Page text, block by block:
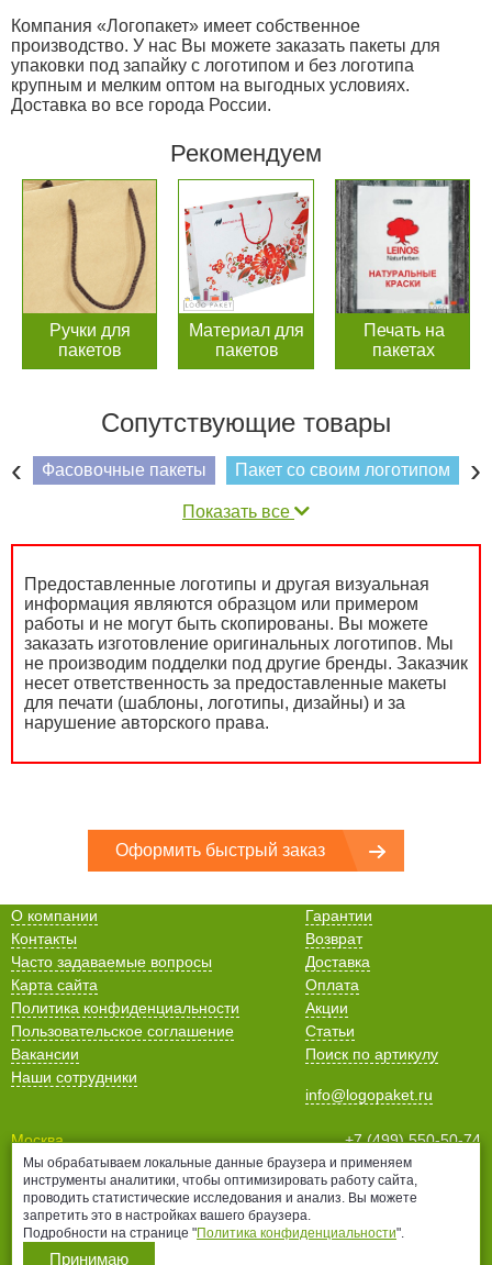
Компания «Логопакет» имеет собственное
производство. У нас Вы можете заказать пакеты для
упаковки под запайку с логотипом и без логотипа
крупным и мелким оптом на выгодных условиях.
Доставка во все города России.
Рекомендуем
Ручки для
пакетов
Материал для
пакетов
Печать на
пакетах
Сопутствующие товары
Фасовочные пакеты Пакет со своим логотипом
‹ ›
Показать все
Предоставленные логотипы и другая визуальная
информация являются образцом или примером
работы и не могут быть скопированы. Вы можете
заказать изготовление оригинальных логотипов. Мы
не производим подделки под другие бренды. Заказчик
несет ответственность за предоставленные макеты
для печати (шаблоны, логотипы, дизайны) и за
нарушение авторского права.
Оформить быстрый заказ
Гарантии
Возврат
Доставка
Оплата
Акции
Статьи
Поиск по артикулу
info@logopaket.ru
О компании
Контакты
Часто задаваемые вопросы
Карта сайта
Политика конфиденциальности
Пользовательское соглашение
Вакансии
Наши сотрудники
Москва
+7 (499) 550-50-74
Санкт-Петербург
+7 (812) 678-99-38
Нижний Новгород
+7 (831) 435-16-76
Белгород
Мы обрабатываем локальные данные браузера и применяем
инструменты аналитики, чтобы оптимизировать работу сайта,
проводить статистические исследования и анализ. Вы можете
запретить это в настройках вашего браузера.
Подробности на странице "Политика конфиденциальности".
Принимаю